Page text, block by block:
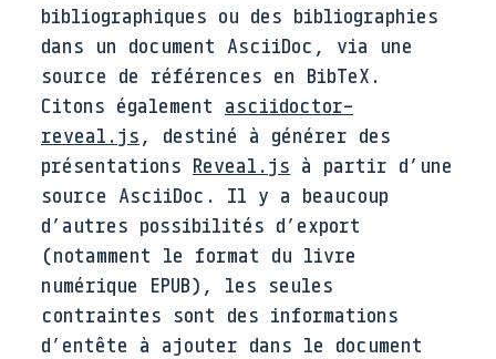
bibliographiques ou des bibliographies
dans un document AsciiDoc, via une
source de références en BibTeX.
Citons également asciidoctor-
reveal.js , destiné à générer des
présentations Reveal.js à partir d’une
source AsciiDoc. Il y a beaucoup
d’autres possibilités d’export
(notamment le format du livre
numérique EPUB), les seules
contraintes sont des informations
d’entête à ajouter dans le document